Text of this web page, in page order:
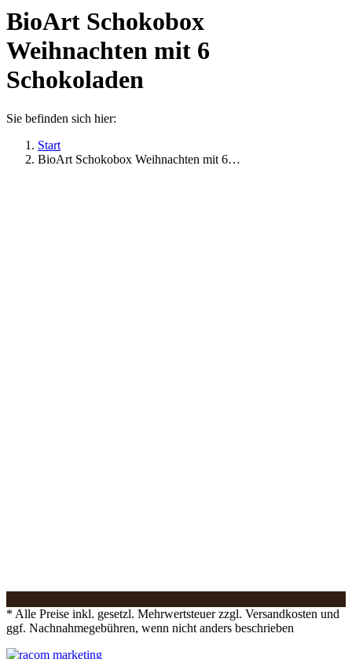
BioArt Schokobox
Weihnachten mit 6
Schokoladen
Sie befinden sich hier:
Start
BioArt Schokobox Weihnachten mit 6…
* Alle Preise inkl. gesetzl. Mehrwertsteuer zzgl. Versandkosten und
ggf. Nachnahmegebühren, wenn nicht anders beschrieben